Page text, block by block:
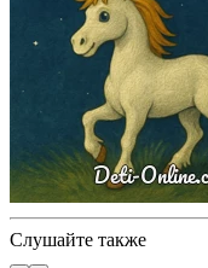
Слушайте также